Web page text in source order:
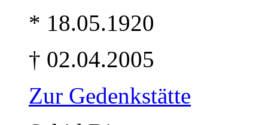
* 18.05.1920
† 02.04.2005
Zur Gedenkstätte